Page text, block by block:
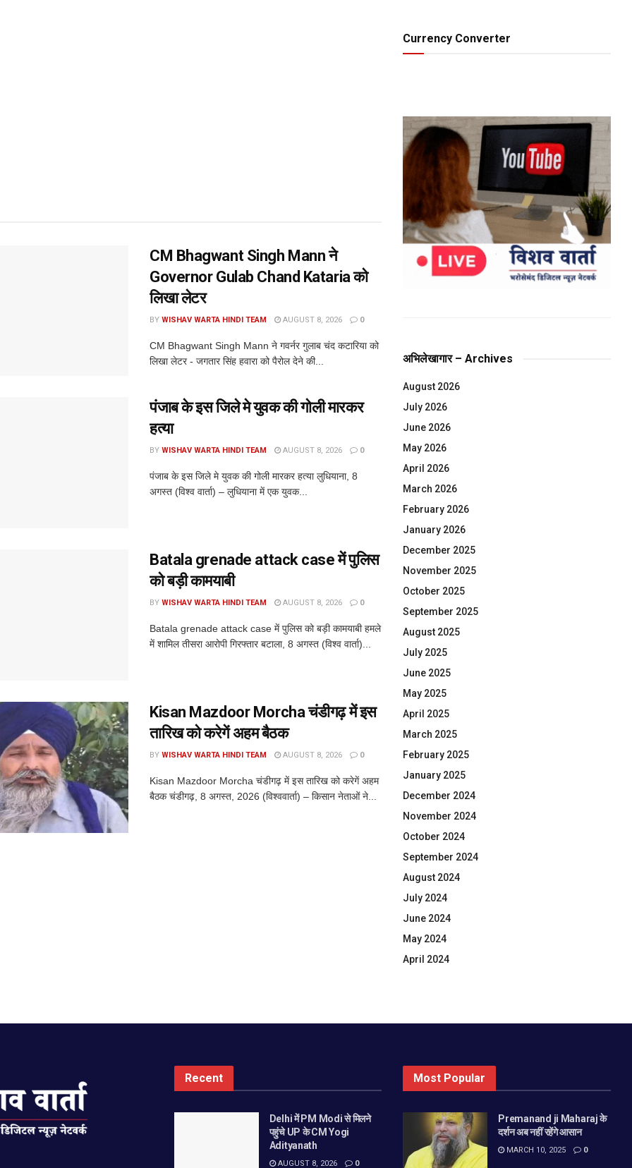
CM Bhagwant Singh Mann ने
Governor Gulab Chand Kataria को
लिखा लेटर
BY WISHAV WARTA HINDI TEAM AUGUST 8, 2026 0
CM Bhagwant Singh Mann ने गवर्नर गुलाब चंद कटारिया को
लिखा लेटर - जगतार सिंह हवारा को पैरोल देने की...
पंजाब के इस जिले मे युवक की गोली मारकर
हत्या
BY WISHAV WARTA HINDI TEAM AUGUST 8, 2026 0
पंजाब के इस जिले मे युवक की गोली मारकर हत्या लुधियाना, 8
अगस्त (विश्व वार्ता) – लुधियाना में एक युवक...
Batala grenade attack case में पुलिस
को बड़ी कामयाबी
BY WISHAV WARTA HINDI TEAM AUGUST 8, 2026 0
Batala grenade attack case में पुलिस को बड़ी कामयाबी हमले
में शामिल तीसरा आरोपी गिरफ्तार बटाला, 8 अगस्त (विश्व वार्ता)...
Kisan Mazdoor Morcha चंडीगढ़ में इस
तारिख को करेगें अहम बैठक
BY WISHAV WARTA HINDI TEAM AUGUST 8, 2026 0
Kisan Mazdoor Morcha चंडीगढ़ में इस तारिख को करेगें अहम
बैठक चंडीगढ़, 8 अगस्त, 2026 (विश्ववार्ता) – किसान नेताओं ने...
Currency Converter
अभिलेखागार – Archives
August 2026
July 2026
June 2026
May 2026
April 2026
March 2026
February 2026
January 2026
December 2025
November 2025
October 2025
September 2025
August 2025
July 2025
June 2025
May 2025
April 2025
March 2025
February 2025
January 2025
December 2024
November 2024
October 2024
September 2024
August 2024
July 2024
June 2024
May 2024
April 2024
Recent
Delhi में PM Modi से मिलने
पहुंचे UP के CM Yogi
Adityanath
AUGUST 8, 2026 0
Most Popular
Premanand ji Maharaj के
दर्शन अब नहीं रहेंगे आसान
MARCH 10, 2025 0